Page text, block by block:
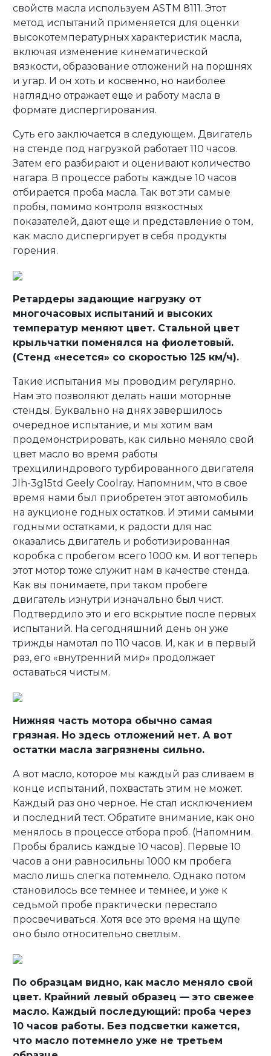
свойств масла используем ASTM 8111. Этот
метод испытаний применяется для оценки
высокотемпературных характеристик масла,
включая изменение кинематической
вязкости, образование отложений на поршнях
и угар. И он хоть и косвенно, но наиболее
наглядно отражает еще и работу масла в
формате диспергирования.
Суть его заключается в следующем. Двигатель
на стенде под нагрузкой работает 110 часов.
Затем его разбирают и оценивают количество
нагара. В процессе работы каждые 10 часов
отбирается проба масла. Так вот эти самые
пробы, помимо контроля вязкостных
показателей, дают еще и представление о том,
как масло диспергирует в себя продукты
горения.
Ретардеры задающие нагрузку от
многочасовых испытаний и высоких
температур меняют цвет. Стальной цвет
крыльчатки поменялся на фиолетовый.
(Стенд «несется» со скоростью 125 км/ч).
Такие испытания мы проводим регулярно.
Нам это позволяют делать наши моторные
стенды. Буквально на днях завершилось
очередное испытание, и мы хотим вам
продемонстрировать, как сильно меняло свой
цвет масло во время работы
трехцилиндрового турбированного двигателя
Jlh-3g15td Geely Сoolray. Напомним, что в свое
время нами был приобретен этот автомобиль
на аукционе годных остатков. И этими самыми
годными остатками, к радости для нас
оказались двигатель и роботизированная
коробка с пробегом всего 1000 км. И вот теперь
этот мотор тоже служит нам в качестве стенда.
Как вы понимаете, при таком пробеге
двигатель изнутри изначально был чист.
Подтвердило это и его вскрытие после первых
испытаний. На сегодняшний день он уже
трижды намотал по 110 часов. И, как и в первый
раз, его «внутренний мир» продолжает
оставаться чистым.
Нижняя часть мотора обычно самая
грязная. Но здесь отложений нет. А вот
остатки масла загрязнены сильно.
А вот масло, которое мы каждый раз сливаем в
конце испытаний, похвастать этим не может.
Каждый раз оно черное. Не стал исключением
и последний тест. Обратите внимание, как оно
менялось в процессе отбора проб. (Напомним.
Пробы брались каждые 10 часов). Первые 10
часов а они равносильны 1000 км пробега
масло лишь слегка потемнело. Однако потом
становилось все темнее и темнее, и уже к
седьмой пробе практически перестало
просвечиваться. Хотя все это время на щупе
оно было относительно светлым.
По образцам видно, как масло меняло свой
цвет. Крайний левый образец — это свежее
масло. Каждый последующий: проба через
10 часов работы. Без подсветки кажется,
что масло потемнело уже не третьем